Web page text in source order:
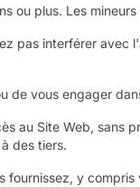
ou plus. Les
pas interférer
vous engager
au Site Web, sans
des tiers.
y